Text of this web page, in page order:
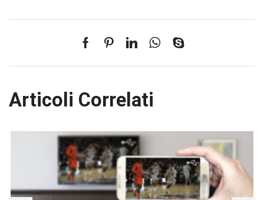
Articoli Correlati